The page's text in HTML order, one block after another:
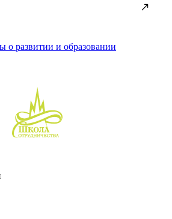
о развитии и образовании